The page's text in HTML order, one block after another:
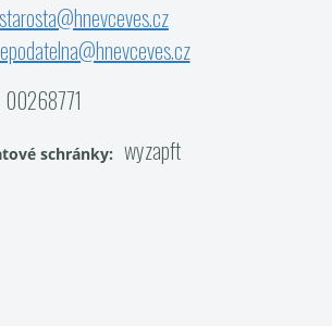
starosta@hnevceves.cz
epodatelna@hnevceves.cz
00268771
schránky: wyzapft